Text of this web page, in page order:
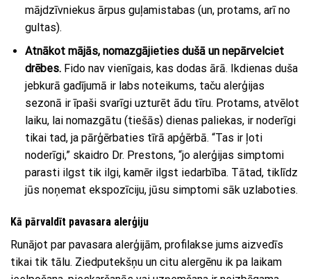
mājdzīvniekus ārpus guļamistabas (un, protams, arī no
gultas).
Atnākot mājās, nomazgājieties dušā un nepārvelciet
drēbes. Fido nav vienīgais, kas dodas ārā. Ikdienas duša
jebkurā gadījumā ir labs noteikums, taču alerģijas
sezonā ir īpaši svarīgi uzturēt ādu tīru. Protams, atvēlot
laiku, lai nomazgātu (tiešās) dienas paliekas, ir noderīgi
tikai tad, ja pārģērbaties tīrā apģērbā. “Tas ir ļoti
noderīgi,” skaidro Dr. Prestons, “jo alerģijas simptomi
parasti ilgst tik ilgi, kamēr ilgst iedarbība. Tātad, tiklīdz
jūs noņemat ekspozīciju, jūsu simptomi sāk uzlaboties.
Kā pārvaldīt pavasara alerģiju
Runājot par pavasara alerģijām, profilakse jums aizvedīs
tikai tik tālu. Ziedputekšņu un citu alergēnu ik pa laikam